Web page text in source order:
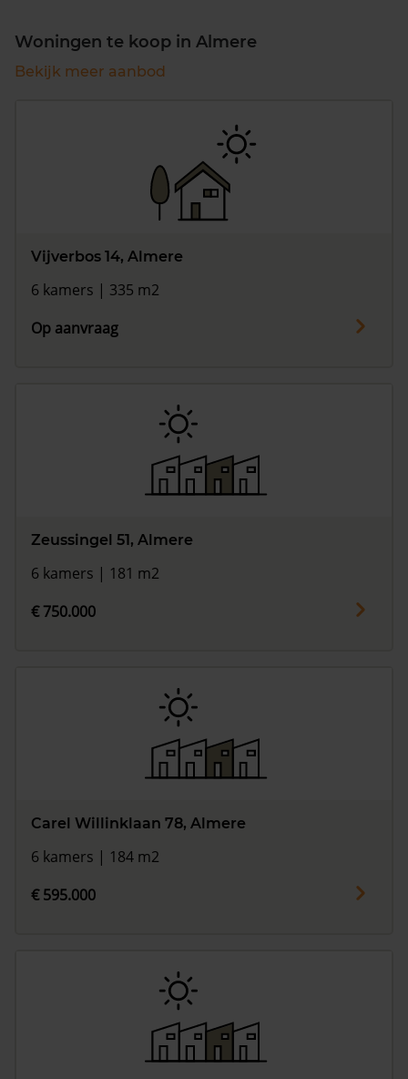
Woningen te koop in Almere
Bekijk meer aanbod
Vijverbos 14, Almere
6 kamers | 335 m2
Op aanvraag
Zeussingel 51, Almere
6 kamers | 181 m2
€ 750.000
Carel Willinklaan 78, Almere
6 kamers | 184 m2
€ 595.000